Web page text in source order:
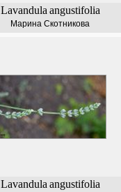
Lavandula angustifolia
Марина Скотникова
Lavandula angustifolia